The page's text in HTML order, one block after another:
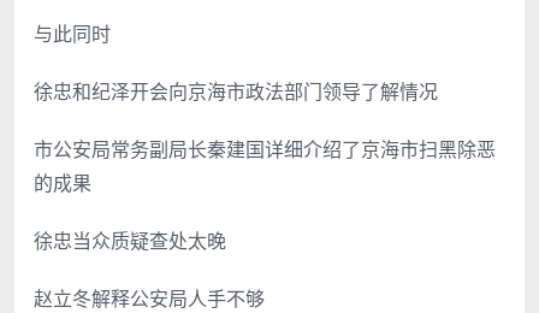
与此同时
徐忠和纪泽开会向京海市政法部门领导了解情况
市公安局常务副局长秦建国详细介绍了京海市扫黑除恶
的成果
徐忠当众质疑查处太晚
赵立冬解释公安局人手不够